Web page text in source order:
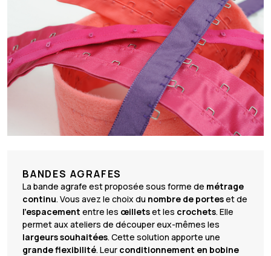
BANDES AGRAFES
La bande agrafe est proposée sous forme de métrage
continu. Vous avez le choix du nombre de porteset de
l’espacement entre les œilletset les crochets. Elle
permet aux ateliers de découper eux-mêmes les
largeurs souhaitées. Cette solution apporte une
grande flexibilité. Leur conditionnement en bobine